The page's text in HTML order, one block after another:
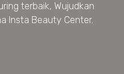
terbaik, Wujudkan
Insta Beauty Center.